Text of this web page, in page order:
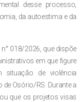
desse processo,
da autoestima e da
018/2026, que dispõe
em que figure
situação de violência
Osório/RS. Durante a
que os projetos visas